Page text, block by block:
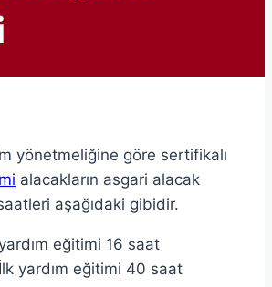
yönetmeliğine göre sertifikalı
alacakların asgari alacak
aşağıdaki gibidir.
eğitimi 16 saat
yardım eğitimi 40 saat